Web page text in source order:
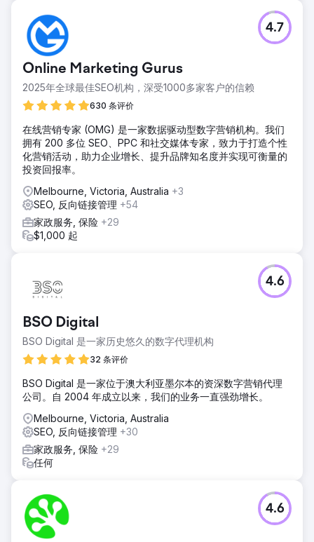
Online Marketing Gurus
2025年全球最佳SEO机构，深受1000多家客户的信赖
630 条评价
4.7
在线营销专家 (OMG) 是一家数据驱动型数字营销机构。我们
拥有 200 多位 SEO、PPC 和社交媒体专家，致力于打造个性
化营销活动，助力企业增长、提升品牌知名度并实现可衡量的
投资回报率。
Melbourne, Victoria, Australia +3
SEO, 反向链接管理 +54
家政服务, 保险 +29
$1,000 起
BSO Digital
BSO Digital 是一家历史悠久的数字代理机构
32 条评价
4.6
BSO Digital 是一家位于澳大利亚墨尔本的资深数字营销代理
公司。自 2004 年成立以来，我们的业务一直强劲增长。
Melbourne, Victoria, Australia
SEO, 反向链接管理 +30
家政服务, 保险 +29
任何
4.6